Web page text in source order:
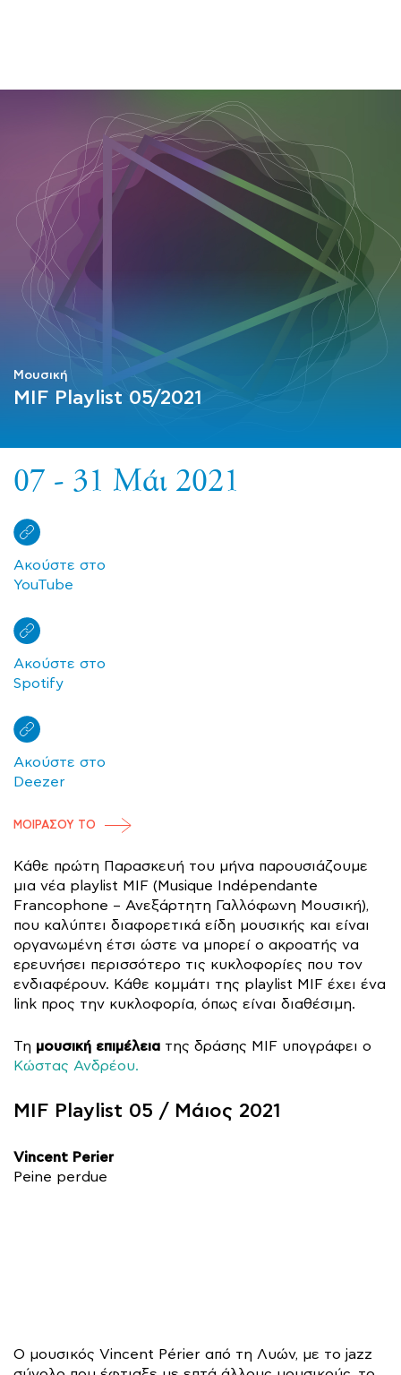
ΣΥΝΕΡΓΕΙΕΣ
ΒΙΒΛΙΟΘΗΚΗ
Κάθε πρώτη Παρασκευή του μήνα παρουσιάζουμε
μια νέα playlist MIF (Musique Indépendante
Francophone – Ανεξάρτητη Γαλλόφωνη Μουσική),
που καλύπτει διαφορετικά είδη μουσικής και είναι
οργανωμένη έτσι ώστε να μπορεί ο ακροατής να
ερευνήσει περισσότερο τις κυκλοφορίες που τον
ενδιαφέρουν. Κάθε κομμάτι της playlist MIF έχει ένα
link προς την κυκλοφορία, όπως είναι διαθέσιμη.
Τη μουσική επιμέλεια της δράσης MIF υπογράφει ο
Κώστας Ανδρέου.
MIF Playlist 05 / Μάιος 2021
Vincent Perier
Peine perdue
Ο μουσικός Vincent Périer από τη Λυών, με το jazz
07 - 31 Μάι 2021
Ακούστε στο
YouTube
Ακούστε στο
Spotify
Ακούστε στο
Deezer
ΜΟΙΡΑΣΟΥ ΤΟ
Μουσική
MIF Playlist 05/2021